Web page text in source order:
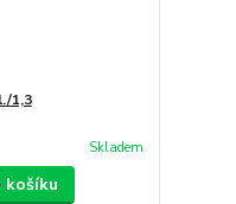
1,3
Skladem
košíku